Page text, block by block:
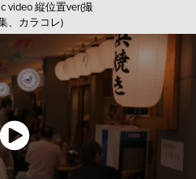
video 縦位置ver(撮
、カラコレ)